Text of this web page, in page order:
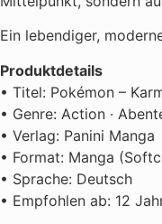
Ein lebendiger,
Produktdetails
• Titel: Pokémon –
• Genre: Action ·
• Verlag: Panini Manga
• Format: Manga
• Sprache: Deutsch
• Empfohlen ab: 12